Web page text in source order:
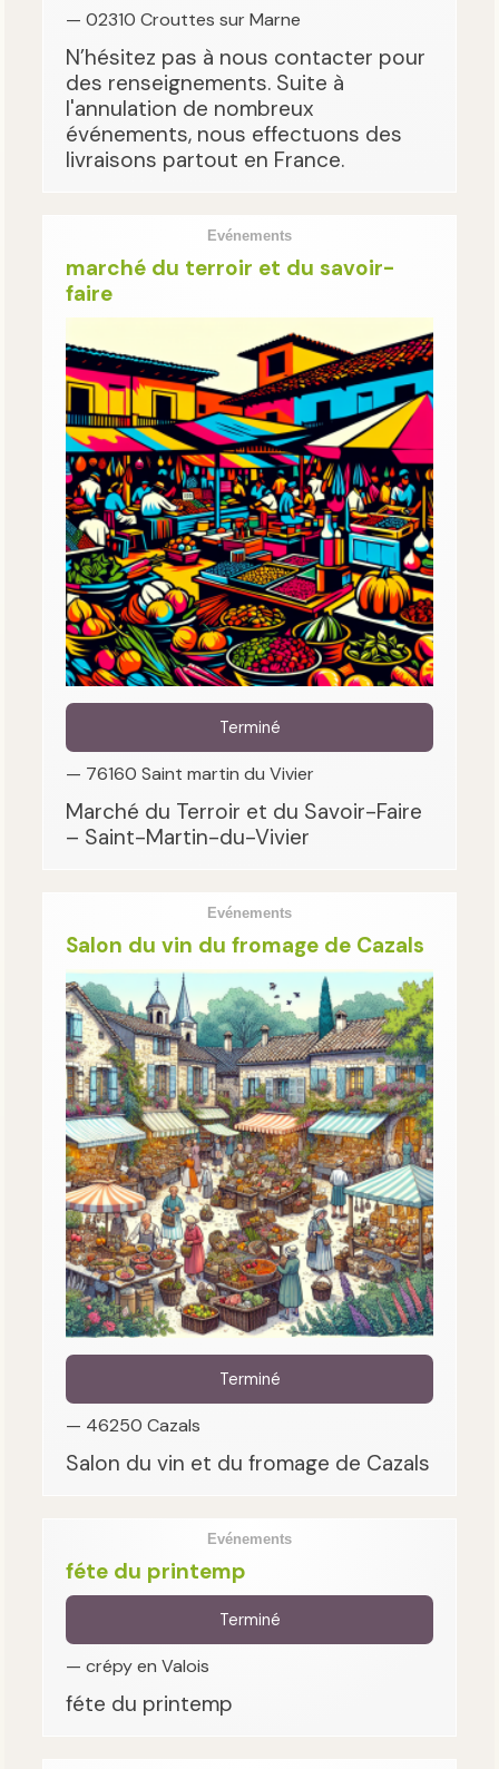
— 02310 Crouttes sur Marne
N’hésitez pas à nous contacter pour
des renseignements. Suite à
l'annulation de nombreux
événements, nous effectuons des
livraisons partout en France.
Evénements
marché du terroir et du savoir-
faire
Terminé
— 76160 Saint martin du Vivier
Marché du Terroir et du Savoir-Faire
– Saint-Martin-du-Vivier
Evénements
Salon du vin du fromage de Cazals
Terminé
— 46250 Cazals
Salon du vin et du fromage de Cazals
Evénements
féte du printemp
Terminé
— crépy en Valois
féte du printemp